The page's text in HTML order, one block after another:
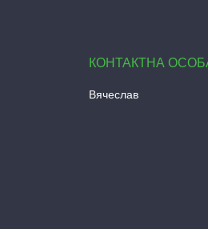
Вячеслав